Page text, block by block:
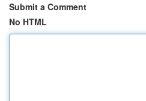
Submit a Comment
No HTML